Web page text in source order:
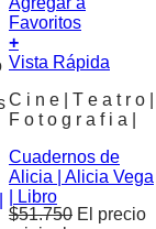
Favoritos
+
Vista Rápida
C i n e | T e a t r o |
F o t o g r a f i a |
Cuadernos de
Alicia | Alicia Vega
| Libro
$51.750 El precio